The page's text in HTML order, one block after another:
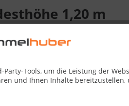
Tools, um die Leistung der
und Ihnen Inhalte bereitzustellen,
1,20 m
Skonto-
Kostenlose